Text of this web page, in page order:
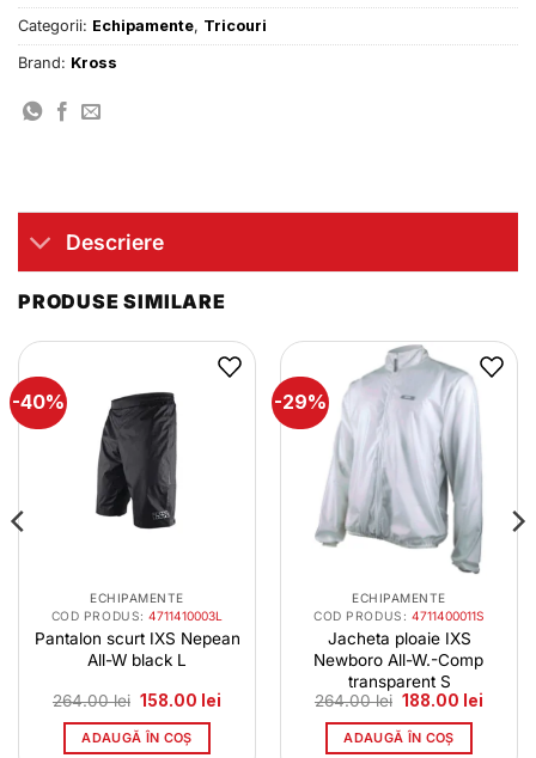
Categorii: Echipamente, Tricouri
Brand: Kross
Descriere
PRODUSE SIMILARE
-40%
ECHIPAMENTE
COD PRODUS:4711410003L
Pantalon scurt IXS Nepean
All-W black L
264.00lei Prețul
a
fost:
158.00 lei
ADAUGĂ ÎN COȘ
-29%
ECHIPAMENTE
COD PRODUS: 4711400011S
Jacheta ploaie IXS
Newboro All-W.-Comp
transparent S
264.00lei Prețul
a
fost:
188.00 lei
ADAUGĂ ÎN COȘ